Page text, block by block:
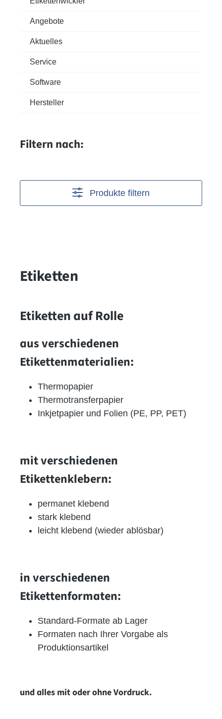
Angebote
Aktuelles
Service
Software
Hersteller
Filtern nach:
Produkte filtern
Etiketten
Etiketten auf Rolle
aus verschiedenen
Etikettenmaterialien:
Thermopapier
Thermotransferpapier
Inkjetpapier und Folien (PE, PP, PET)
mit verschiedenen
Etikettenklebern:
permanet klebend
stark klebend
leicht klebend (wieder ablösbar)
in verschiedenen
Etikettenformaten:
Standard-Formate ab Lager
Formaten nach Ihrer Vorgabe als
Produktionsartikel
und alles mit oder ohne Vordruck.